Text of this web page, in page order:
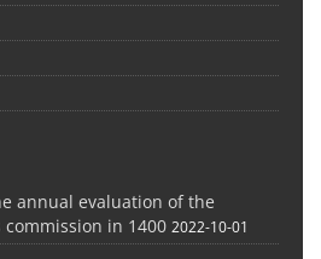
annual evaluation of the
in 1400 2022-10-01